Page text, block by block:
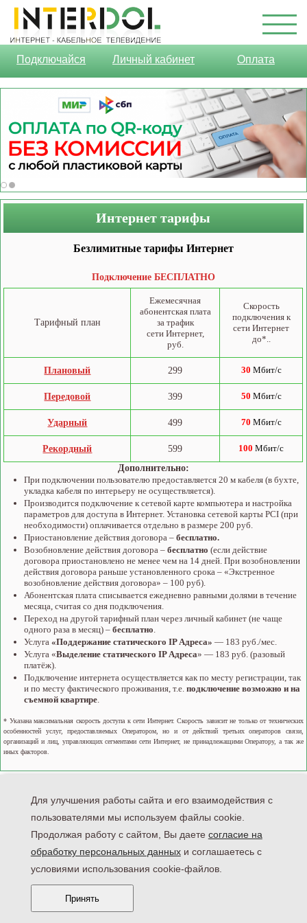
Подключайся Личный кабинет Оплата
Интернет тарифы
Безлимитные тарифы Интернет
Подключение БЕСПЛАТНО
Тарифный план
Ежемесячная
абонентская плата
за трафик
сети Интернет,
руб.
Скорость
подключения к
сети Интернет
до*..
Плановый 299 30 Мбит/c
Передовой 399 50 Мбит/c
Ударный 499 70 Мбит/c
Рекордный 599 100Мбит/c
Дополнительно:
При подключении пользователю предоставляется 20 м кабеля (в бухте,
укладка кабеля по интерьеру не осуществляется).
Производится подключение к сетевой карте компьютера и настройка
параметров для доступа в Интернет. Установка сетевой карты PCI (при
необходимости) оплачивается отдельно в размере 200 руб.
Приостановление действия договора –бесплатно.
Возобновление действия договора –бесплатно (если действие
договора приостановлено не менее чем на 14 дней. При возобновлении
действия договора раньше установленного срока – «Экстренное
возобновление действия договора» – 100 руб).
Абонентская плата списывается ежедневно равными долями в течение
месяца, считая со дня подключения.
Переход на другой тарифный план через личный кабинет (не чаще
одного раза в месяц) –бесплатно.
Услуга«Поддержание статического IP Адреса» — 183 руб./мес.
Услуга «Выделение статического IP Адреса» — 183 руб. (разовый
платёж).
Подключение интернета осуществляется как по месту регистрации, так
и по месту фактического проживания, т.е.подключение возможно и на
съемной квартире.
* Указана максимальная скорость доступа к сети Интернет. Скорость зависит не только от технических
особенностей услуг, предоставляемых Оператором, но и от действий третьих операторов связи,
организаций и лиц, управляющих сегментами сети Интернет, не принадлежащими Оператору, а так же
иных факторов.
Лицензия №141561 от 26.05.2016 выдана
Федеральной службой по надзору в сфере связи,
информационных технологий и массовых коммуникаций
Для улучшения работы сайта и его взаимодействия с
пользователями мы используем файлы cookie.
Продолжая работу с сайтом, Вы даете согласие на
обработку персональных данныхи соглашаетесь с
условиями использования cookie-файлов.
Принять